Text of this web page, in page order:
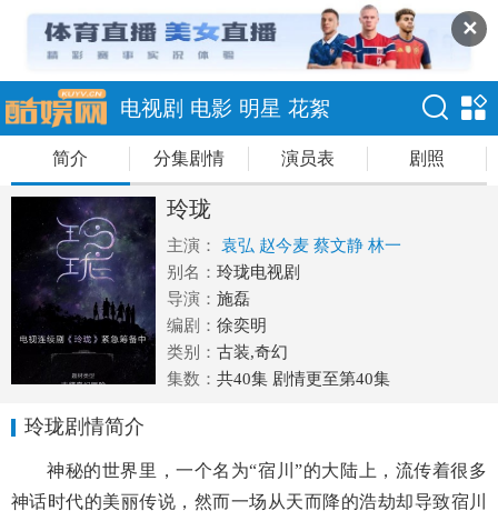
✕
电视剧 电影 明星 花絮
简介 分集剧情 演员表 剧照
玲珑
主演： 袁弘 赵今麦 蔡文静 林一
别名： 玲珑电视剧
导演： 施磊
编剧： 徐奕明
类别： 古装,奇幻
集数： 共40集 剧情更至第40集
玲珑剧情简介
神秘的世界里，一个名为“宿川”的大陆上，流传着很多
神话时代的美丽传说，然而一场从天而降的浩劫却导致宿川